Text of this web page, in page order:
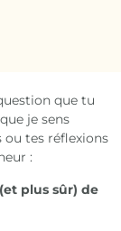
que tu
je sens
ou tes réflexions
:
plus sûr) de